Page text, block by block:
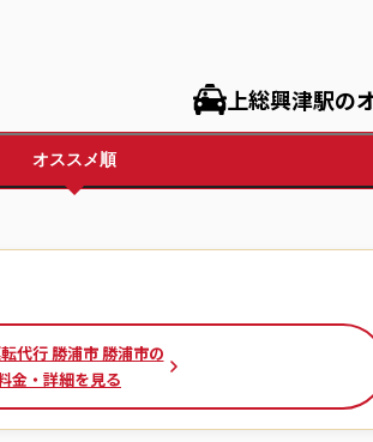
上総興津駅の
オススメ順
代行 勝浦市 勝浦市の
金・詳細を見る